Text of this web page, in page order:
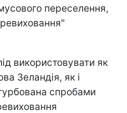
переселення,
використовувати як
Зеландія, як і
спробами